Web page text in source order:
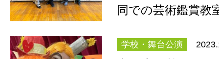
同での芸術鑑賞教
た。 …
学校・舞台公演